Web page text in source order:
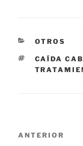
OTROS
CAÍDA
Entrada
ANTERIOR